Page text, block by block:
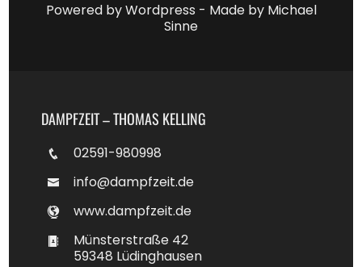
Powered by Wordpress - Made by Michael
Sinne
DAMPFZEIT – THOMAS KELLING
02591-980998
info@dampfzeit.de
www.dampfzeit.de
Münsterstraße 42
59348 Lüdinghausen